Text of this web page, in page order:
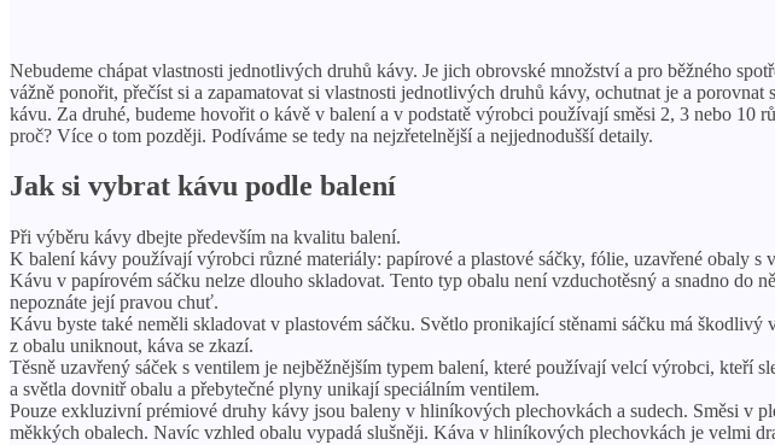
Nebudeme chápat vlastnosti jednotlivých druhů kávy. Je jich obrovské množství a pro běžného
vážně ponořit, přečíst si a zapamatovat si vlastnosti jednotlivých druhů kávy, ochutnat je a
kávu. Za druhé, budeme hovořit o kávě v balení a v podstatě výrobci používají směsi 2, 3 nebo
proč? Více o tom později. Podíváme se tedy na nejzřetelnější a nejjednodušší detaily.
Jak si vybrat kávu podle balení
Při výběru kávy dbejte především na kvalitu balení.
K balení kávy používají výrobci různé materiály: papírové a plastové sáčky, fólie, uzavřené obaly s
Kávu v papírovém sáčku nelze dlouho skladovat. Tento typ obalu není vzduchotěsný a snadno
nepoznáte její pravou chuť.
Kávu byste také neměli skladovat v plastovém sáčku. Světlo pronikající stěnami sáčku má
z obalu uniknout, káva se zkazí.
Těsně uzavřený sáček s ventilem je nejběžnějším typem balení, které používají velcí výrobci,
a světla dovnitř obalu a přebytečné plyny unikají speciálním ventilem.
Pouze exkluzivní prémiové druhy kávy jsou baleny v hliníkových plechovkách a sudech. Směsi v
měkkých obalech. Navíc vzhled obalu vypadá slušněji. Káva v hliníkových plechovkách je velmi